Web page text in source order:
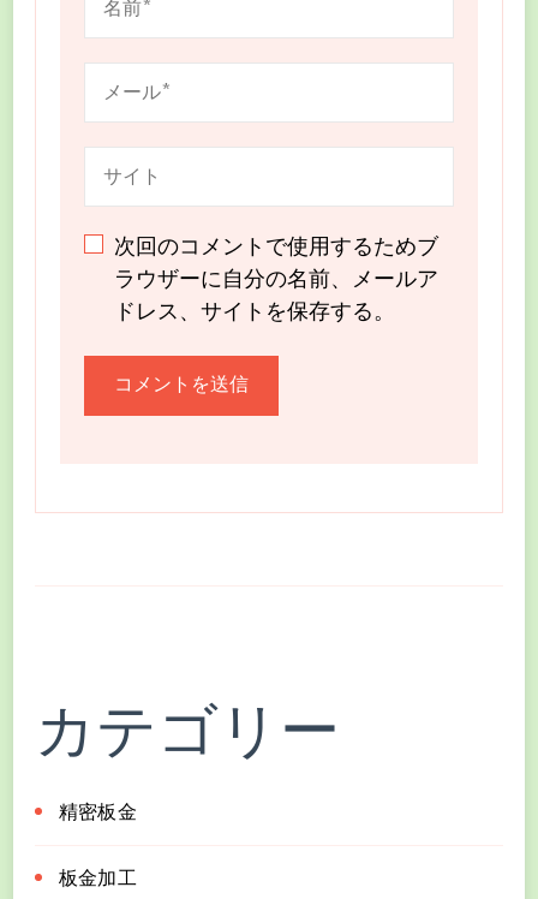
次回のコメントで使用するためブ
ラウザーに自分の名前、メールア
ドレス、サイトを保存する。
カテゴリー
精密板金
板金加工